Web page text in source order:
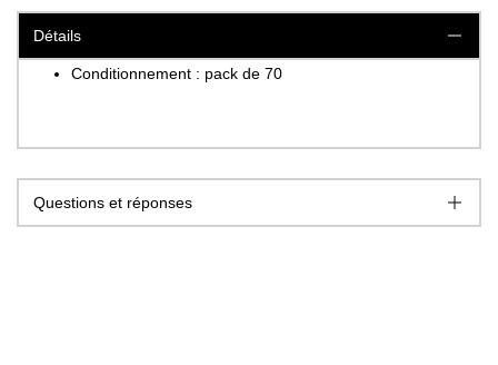
Détails
Conditionnement : pack de 70
Questions et réponses